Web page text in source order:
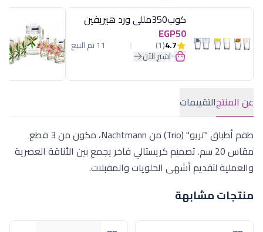
كوب350مللى ورد هيريفين
EGP50
4.7
(1) 11 تم البيع
اشترِ الآن
عن المنتجالتقييمات
طقم أطباق "تريو" (Trio) من Nachtmann، مكون من 3 قطع
مقاس 20 سم. تصميم كريستالي فاخر يجمع بين الأناقة العصرية
والعملية لتقديم أشهى الحلويات والمقبلات.
منتجات مشابهة